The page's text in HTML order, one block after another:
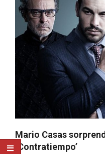
Mario Casas
‘Contratiempo’